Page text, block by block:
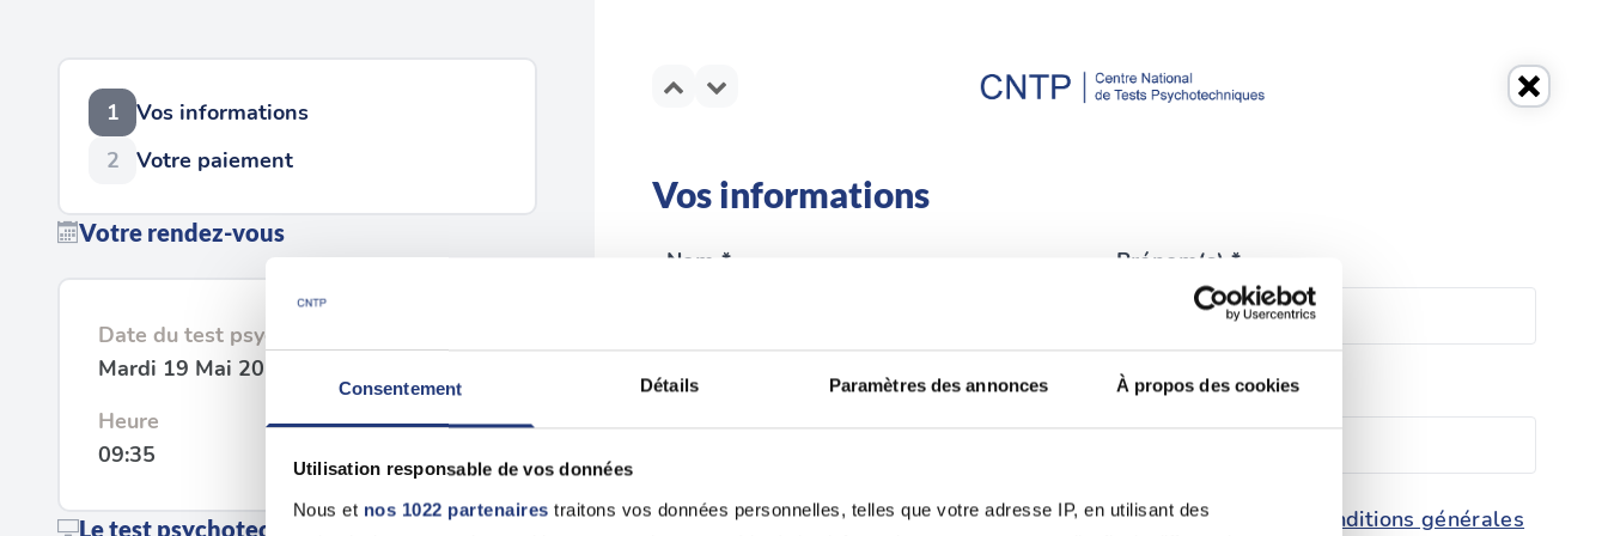
Consentement Détails Paramètres des annonces À propos des cookies
Utilisation responsable de vos données
Nous et nos 1022 partenaires traitons vos données personnelles, telles que votre adresse IP, en utilisant des
1
Vos informations
2
Votre paiement
Votre rendez-vous
Date du test psychotechnique
Mardi 19 Mai 2026
Heure
09:35
Le test psychotechnique
Vos informations
Nom * Prénom(s) *
Email * Téléphone *
En validant ce formulaire, j'accepte la politique de protection des données et les
conditions générales